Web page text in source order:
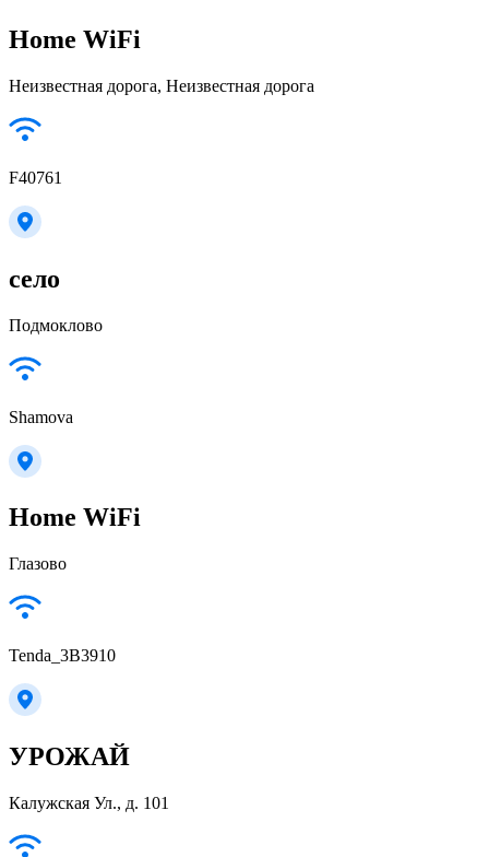
Home WiFi
Неизвестная дорога, Неизвестная дорога
F40761
село
Подмоклово
Shamova
Home WiFi
Глазово
Tenda_3B3910
УРОЖАЙ
Калужская Ул., д. 101